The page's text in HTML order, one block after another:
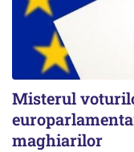
Misterul
maghiarilor